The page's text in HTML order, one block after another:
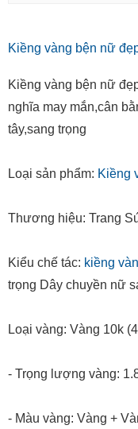
Kiềng vàng bện nữ
Kiềng vàng bện nữ
nghĩa may mắn,cân
tây,sang trọng
Loại sản phẩm: Kiềng
Thương hiệu: Trang
Kiểu chế tác: kiềng
trọng Dây chuyền nữ
Loại vàng: Vàng 10k
- Trọng lượng vàng:
- Màu vàng: Vàng +